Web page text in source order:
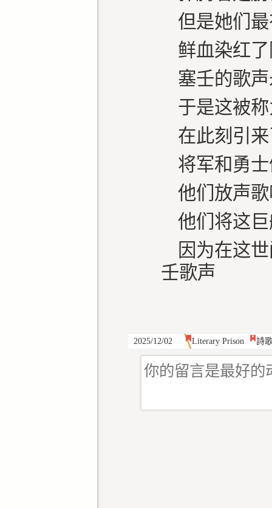
但是她们
鲜血染红
塞壬的歌
于是这被
在此刻引
将军和勇
他们放声
他们将这
因为在这
壬歌声
2025/12/02 Literary Prison 詩